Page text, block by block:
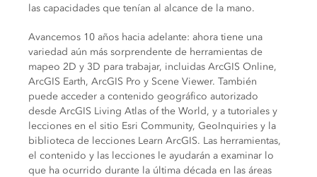
las capacidades que tenían al alcance de la mano.
Avancemos 10 años hacia adelante: ahora tiene una
variedad aún más sorprendente de herramientas de
mapeo 2D y 3D para trabajar, incluidas ArcGIS Online,
ArcGIS Earth, ArcGIS Pro y Scene Viewer. También
puede acceder a contenido geográfico autorizado
desde ArcGIS Living Atlas of the World, y a tutoriales y
lecciones en el sitio Esri Community, GeoInquiries y la
biblioteca de lecciones Learn ArcGIS. Las herramientas,
el contenido y las lecciones le ayudarán a examinar lo
que ha ocurrido durante la última década en las áreas